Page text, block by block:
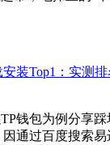
装Top1：实测
钱包为例分享
通过百度搜索易